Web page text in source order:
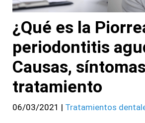
¿Qué es la
periodontitis
Causas,
tratamiento
06/03/2021 | Tratamientos